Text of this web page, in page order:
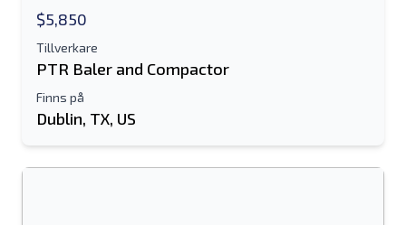
$5,850
Tillverkare
PTR Baler and Compactor
Finns på
Dublin, TX, US